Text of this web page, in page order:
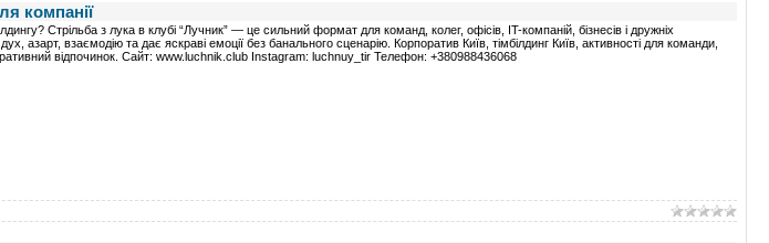
компанії
Стрільба з лука в клубі “Лучник” — це сильний формат для команд, колег, офісів, IT-компаній, бізнесів і дружніх
азарт, взаємодію та дає яскраві емоції без банального сценарію. Корпоратив Київ, тімбілдинг Київ, активності для команди,
відпочинок. Сайт: www.luchnik.club Instagram: luchnuy_tir Телефон: +380988436068